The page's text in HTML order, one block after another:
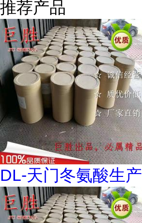
推荐产品
DL-天门冬氨酸生产